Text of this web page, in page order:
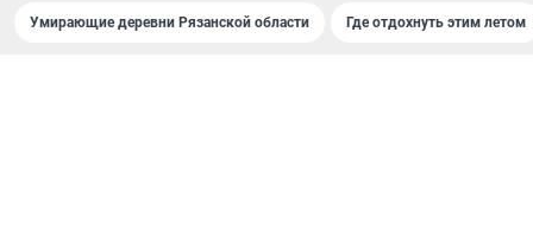
Умирающие деревни Рязанской области Где отдохнуть этим летом